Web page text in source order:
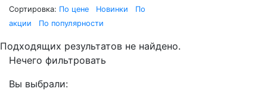
Сортировка: По цене Новинки
По
акции
По популярности
Подходящих результатов не найдено.
Нечего фильтровать
Вы выбрали: